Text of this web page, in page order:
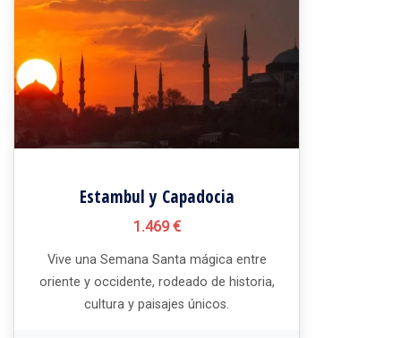
Estambul y Capadocia
1.469 €
Vive una Semana Santa mágica entre
oriente y occidente, rodeado de historia,
cultura y paisajes únicos.